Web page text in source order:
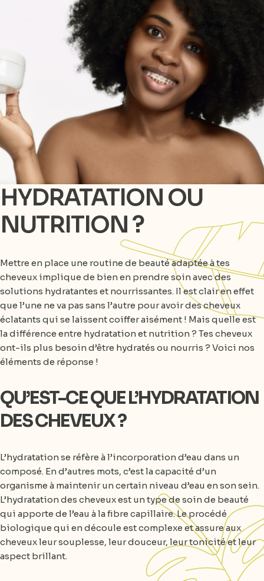
HYDRATATION OU
NUTRITION ?
Mettre en place une routine de beauté adaptée à tes
cheveux implique de bien en prendre soin avec des
solutions hydratantes et nourrissantes. Il est clair en effet
que l’une ne va pas sans l’autre pour avoir des cheveux
éclatants qui se laissent coiffer aisément ! Mais quelle est
la différence entre hydratation et nutrition ? Tes cheveux
ont-ils plus besoin d’être hydratés ou nourris ? Voici nos
éléments de réponse !
QU’EST-CE QUE L’HYDRATATION
DES CHEVEUX ?
L’hydratation se réfère à l’incorporation d’eau dans un
composé. En d’autres mots, c’est la capacité d’un
organisme à maintenir un certain niveau d’eau en son sein.
L’hydratation des cheveux est un type de soin de beauté
qui apporte de l’eau à la fibre capillaire. Le procédé
biologique qui en découle est complexe et assure aux
cheveux leur souplesse, leur douceur, leur tonicité et leur
aspect brillant.